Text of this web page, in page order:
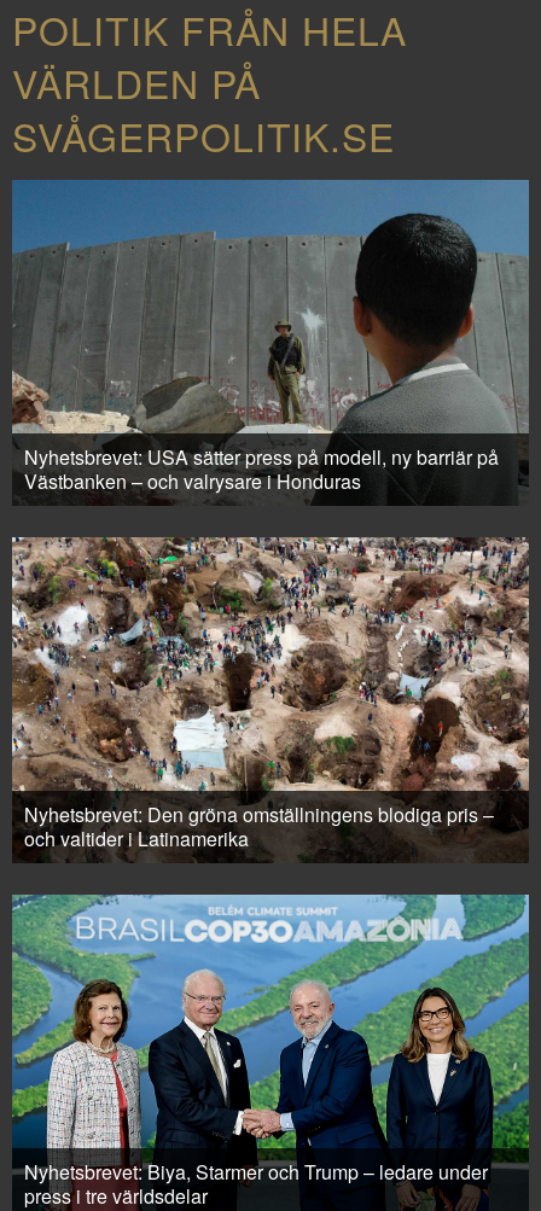
POLITIK FRÅN HELA
VÄRLDEN PÅ
SVÅGERPOLITIK.SE
Nyhetsbrevet: USA sätter press på modell, ny barriär på
Västbanken – och valrysare i Honduras
Nyhetsbrevet: Den gröna omställningens blodiga pris –
och valtider i Latinamerika
Nyhetsbrevet: Biya, Starmer och Trump – ledare under
press i tre världsdelar